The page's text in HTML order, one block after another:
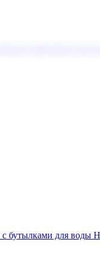
бутылками для воды